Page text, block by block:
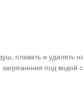
плавать и удалять
под водой